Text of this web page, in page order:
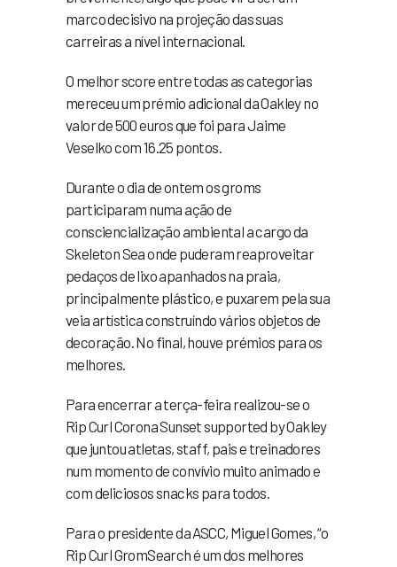
marco decisivo na projeção das suas
carreiras a nível internacional.
O melhor score entre todas as categorias
mereceu um prémio adicional da Oakley no
valor de 500 euros que foi para Jaime
Veselko com 16.25 pontos.
Durante o dia de ontem os groms
participaram numa ação de
consciencialização ambiental a cargo da
Skeleton Sea onde puderam reaproveitar
pedaços de lixo apanhados na praia,
principalmente plástico, e puxarem pela sua
veia artística construíndo vários objetos de
decoração. No final, houve prémios para os
melhores.
Para encerrar a terça-feira realizou-se o
Rip Curl Corona Sunset supported by Oakley
que juntou atletas, staff, pais e treinadores
num momento de convívio muito animado e
com deliciosos snacks para todos.
Para o presidente da ASCC, Miguel Gomes, “o
Rip Curl GromSearch é um dos melhores